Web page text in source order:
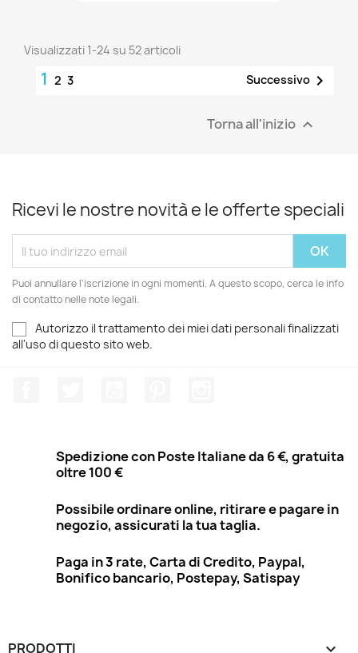
Visualizzati 1-24 su 52 articoli
1 2 3 Successivo 
Torna all'inizio 
Ricevi le nostre novità e le offerte speciali
Puoi annullare l'iscrizione in ogni momenti. A questo scopo, cerca le info
di contatto nelle note legali.
Autorizzo il trattamento dei miei dati personali finalizzati
all'uso di questo sito web.
Spedizione con Poste Italiane da 6 €, gratuita
oltre 100 €
Possibile ordinare online, ritirare e pagare in
negozio, assicurati la tua taglia.
Paga in 3 rate, Carta di Credito, Paypal,
Bonifico bancario, Postepay, Satispay
PRODOTTI 